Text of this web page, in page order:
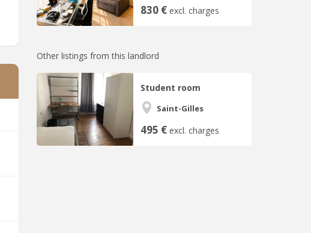
830 € excl. charges
Other listings from this landlord
Student room
Saint-Gilles
495 € excl. charges